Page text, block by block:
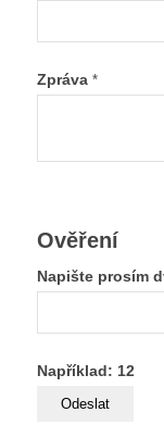
Zpráva *
Ověření
Napište prosím
Například: 12